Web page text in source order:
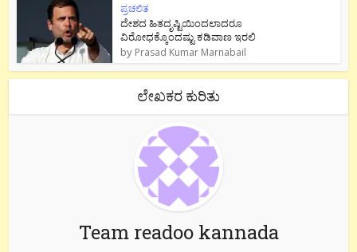
ಪ್ರಚಲಿತ
ದೇಶದ ಹಿತದೃಷ್ಟಿಯಿಂದಲಾದರೂ
ವಿರೋಧಕ್ಕೊಂದಷ್ಟು ಕಡಿವಾಣ ಇರಲಿ
by Prasad Kumar Marnabail
ಲೇಖಕರ ಕುರಿತು
Team readoo kannada